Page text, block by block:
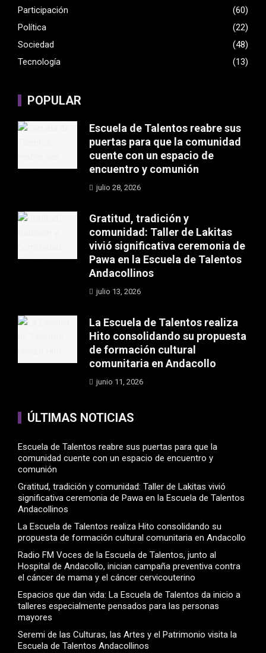
Participación
(60)
Política
(22)
Sociedad
(48)
Tecnología
(13)
POPULAR
Escuela de Talentos reabre sus
puertas para que la comunidad
cuente con un espacio de
encuentro y comunión
julio 28, 2026
Gratitud, tradición y
comunidad: Taller de Lakitas
vivió significativa ceremonia de
Pawa en la Escuela de Talentos
Andacollinos
julio 13, 2026
La Escuela de Talentos realiza
Hito consolidando su propuesta
de formación cultural
comunitaria en Andacollo
junio 11, 2026
ÚLTIMAS NOTICIAS
Escuela de Talentos reabre sus puertas para que la
comunidad cuente con un espacio de encuentro y
comunión
Gratitud, tradición y comunidad: Taller de Lakitas vivió
significativa ceremonia de Pawa en la Escuela de Talentos
Andacollinos
La Escuela de Talentos realiza Hito consolidando su
propuesta de formación cultural comunitaria en Andacollo
Radio FM Voces de la Escuela de Talentos, junto al
Hospital de Andacollo, inician campaña preventiva contra
el cáncer de mama y el cáncer cervicouterino
Espacios que dan vida: La Escuela de Talentos da inicio a
talleres especialmente pensados para las personas
mayores
Seremi de las Culturas, las Artes y el Patrimonio visita la
Escuela de Talentos Andacollinos